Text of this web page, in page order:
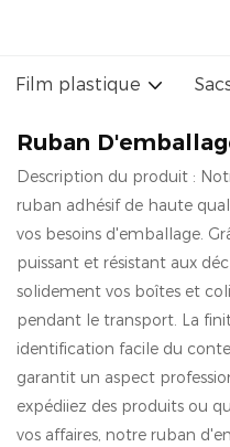
Film plastique
Ruban
Description du produit :
ruban adhésif de haute
vos besoins d'emballage.
puissant et résistant aux
solidement vos boîtes et
pendant le transport. La
identification facile du
garantit un aspect
expédiiez des produits ou
vos affaires, notre ruban